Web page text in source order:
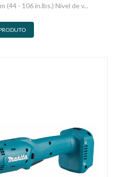
(44 - 106 in.lbs.) Nível de v...